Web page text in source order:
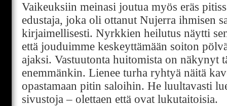
Vaikeuksiin meinasi joutua myös eräs
edustaja, joka oli ottanut Nujerra ihmisen
kirjaimellisesti. Nyrkkien heilutus näytti
että jouduimme keskeyttämään soiton
ajaksi. Vastuutonta huitomista on näkynyt
enemmänkin. Lienee turha ryhtyä näitä
opastamaan pitin saloihin. He luultavasti
sivustoja – olettaen että ovat lukutaitoisia.